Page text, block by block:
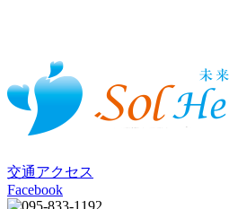
交通アクセス
Facebook